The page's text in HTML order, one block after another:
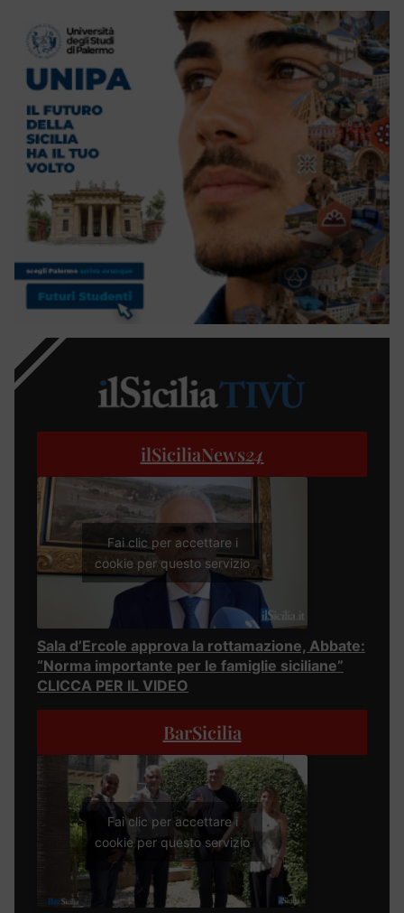
ilSiciliaNews24
Fai clic per accettare i
cookie per questo servizio
Sala d’Ercole approva la rottamazione, Abbate:
“Norma importante per le famiglie siciliane”
CLICCA PER IL VIDEO
BarSicilia
Fai clic per accettare i
cookie per questo servizio